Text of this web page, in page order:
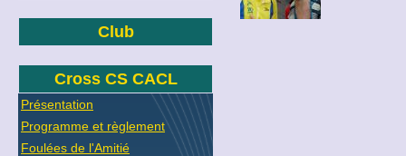
Club
Cross CS CACL
Présentation
Programme et règlement
Foulées de l'Amitié